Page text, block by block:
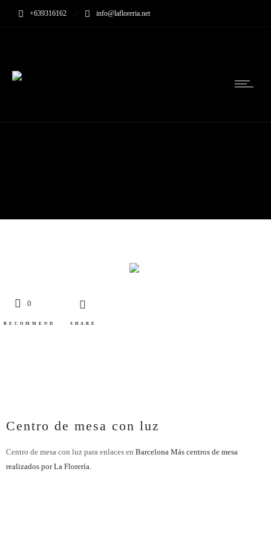
+639316162 info@lafloreria.net
0
RECOMMEND SHARE
Centro de mesa con luz
Centro de mesa con luz para enlaces en Barcelona Más centros de mesa
realizados por La Florería.